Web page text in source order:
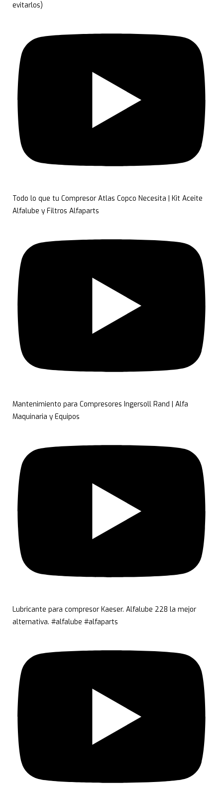
evitarlos)
Todo lo que tu Compresor Atlas Copco Necesita | Kit Aceite
Alfalube y Filtros Alfaparts
Mantenimiento para Compresores Ingersoll Rand | Alfa
Maquinaria y Equipos
Lubricante para compresor Kaeser. Alfalube 228 la mejor
alternativa. #alfalube #alfaparts